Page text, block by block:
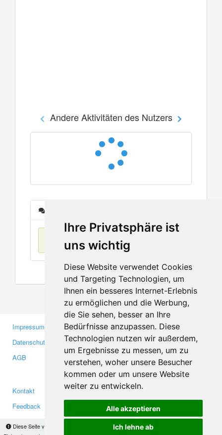
Ihre Privatsphäre ist
uns wichtig
Diese Website verwendet Cookies
und Targeting Technologien, um
Ihnen ein besseres Internet-Erlebnis
zu ermöglichen und die Werbung,
die Sie sehen, besser an Ihre
Bedürfnisse anzupassen. Diese
Technologien nutzen wir außerdem,
um Ergebnisse zu messen, um zu
verstehen, woher unsere Besucher
kommen oder um unsere Website
weiter zu entwickeln.
Alle akzeptieren
Ich lehne ab
Diese Seite verwendet Cookies, um Informationen auf Ihrem Computer zu speichern.
Andere Aktivitäten des Nutzers
Keine Einträge
Impressum
Datenschutzerklärung
AGB
Gewerbetreibende
Investoren
Medien
Kontakt
Feedback
Facebook
Twitter
YouTube